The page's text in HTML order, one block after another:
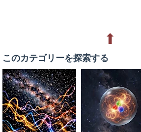
⬆
このカテゴリーを探索する